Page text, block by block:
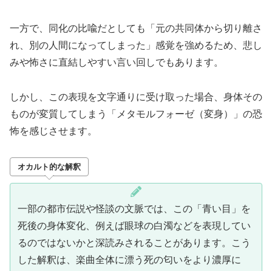
一方で、同化の比喩だとしても「元の共同体から切り離さ
れ、別の人間になってしまった」感覚を強めるため、悲し
みや怖さに直結しやすい言い回しでもあります。
しかし、この表現を文字通りに受け取った場合、身体その
ものが変質してしまう「メタモルフォーゼ（変身）」の恐
怖を感じさせます。
オカルト的な解釈
一部の都市伝説や怪談の文脈では、この「青い目」を
死後の身体変化、例えば眼球の白濁などを表現してい
るのではないかと深読みされることがあります。こう
した解釈は、楽曲全体に漂う死の匂いをより濃厚に